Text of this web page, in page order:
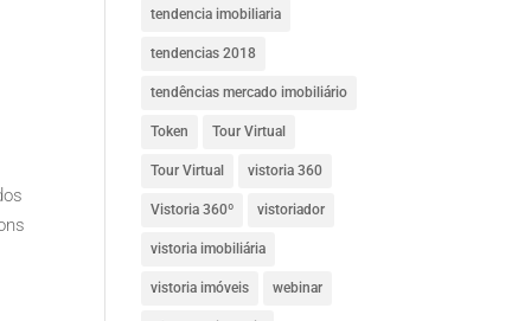
tendencia imobiliaria
tendencias 2018
tendências mercado imobiliário
Token Tour Virtual
Tour Virtual vistoria 360
Vistoria 360º vistoriador
vistoria imobiliária
vistoria imóveis webinar